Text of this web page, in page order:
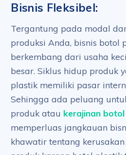
Bisnis Fleksibel:
Tergantung pada modal
produksi Anda, bisnis botol
berkembang dari usaha
besar. Siklus hidup produk
plastik memiliki pasar
Sehingga ada peluang
produk atau kerajinan
memperluas jangkauan
khawatir tentang